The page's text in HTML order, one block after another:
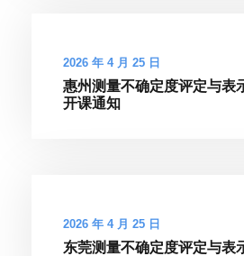
2026 年 4 月 25 日
惠州测量不确定度评定与表
开课通知
2026 年 4 月 25 日
东莞测量不确定度评定与表